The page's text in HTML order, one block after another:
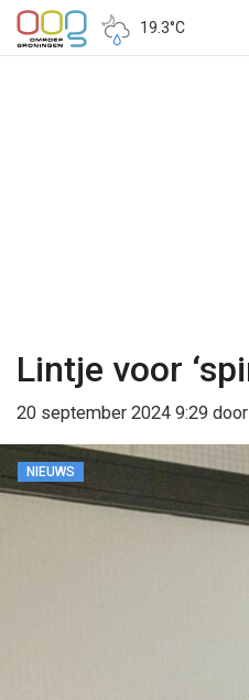
19.3°C
Lintje voor
20 september 2024 9:29 door
NIEUWS